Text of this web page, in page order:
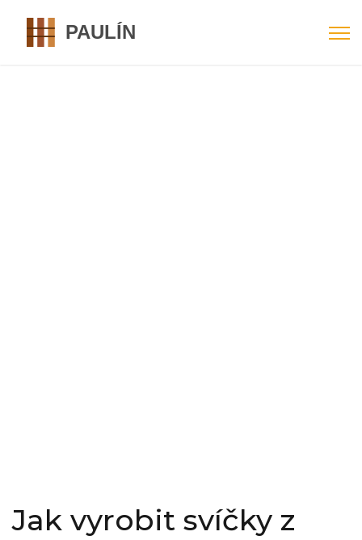
Jak vyrobit svíčky z